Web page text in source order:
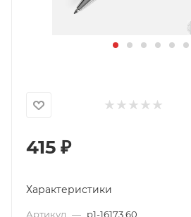
415 ₽
Характеристики
Артикул — p1-16173.60